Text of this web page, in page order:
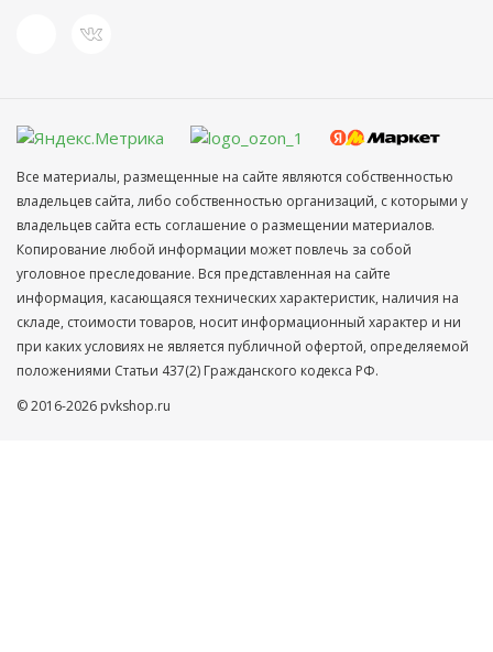
Все материалы, размещенные на сайте являются собственностью
владельцев сайта, либо собственностью организаций, с которыми у
владельцев сайта есть соглашение о размещении материалов.
Копирование любой информации может повлечь за собой
уголовное преследование. Вся представленная на сайте
информация, касающаяся технических характеристик, наличия на
складе, стоимости товаров, носит информационный характер и ни
при каких условиях не является публичной офертой, определяемой
положениями Статьи 437(2) Гражданского кодекса РФ.
© 2016-2026 pvkshop.ru